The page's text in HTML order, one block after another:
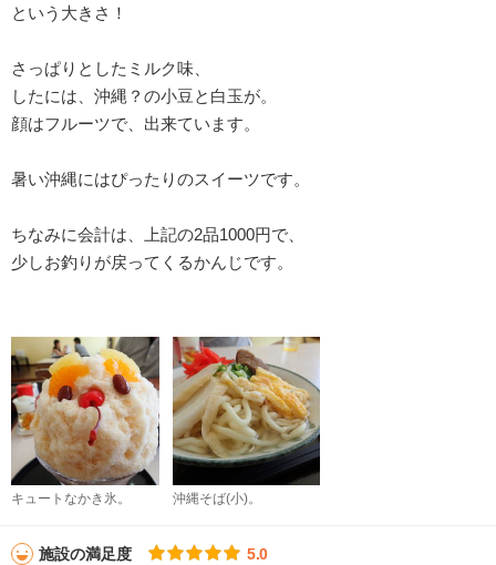
という大きさ！
さっぱりとしたミルク味、
したには、沖縄？の小豆と白玉が。
顔はフルーツで、出来ています。
暑い沖縄にはぴったりのスイーツです。
ちなみに会計は、上記の2品1000円で、
少しお釣りが戻ってくるかんじです。
キュートなかき氷。 沖縄そば(小)。
施設の満足度 5.0